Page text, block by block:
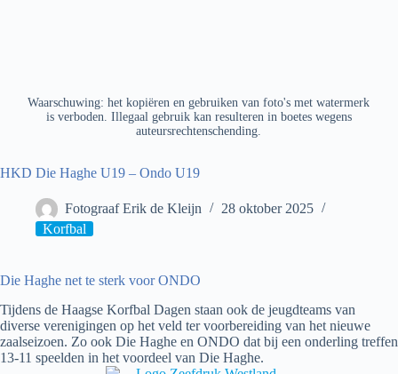
Waarschuwing: het kopiëren en gebruiken van foto's met watermerk
is verboden. Illegaal gebruik kan resulteren in boetes wegens
auteursrechtenschending.
HKD Die Haghe U19 – Ondo U19
Fotograaf Erik de Kleijn
28 oktober 2025
Korfbal
Die Haghe net te sterk voor ONDO
Tijdens de Haagse Korfbal Dagen staan ook de jeugdteams van
diverse verenigingen op het veld ter voorbereiding van het nieuwe
zaalseizoen. Zo ook Die Haghe en ONDO dat bij een onderling treffen
13-11 speelden in het voordeel van Die Haghe.